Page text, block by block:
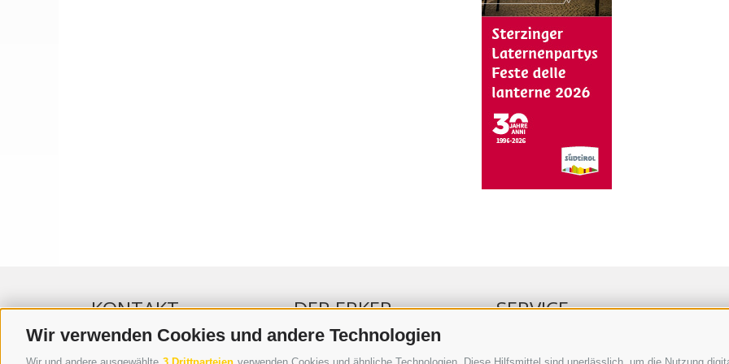
Wir verwenden Cookies und andere Technologien
KONTAKT
WIPP-MEDIA GMBH
DER ERKER
WERBEN IM ERKER
SERVICE
VERANSTALTUNGSKALENDER